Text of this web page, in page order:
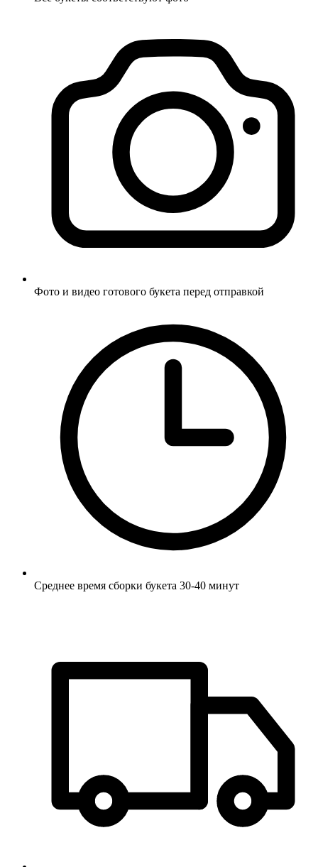
Фото и видео готового букета перед отправкой
Среднее время сборки букета 30-40 минут